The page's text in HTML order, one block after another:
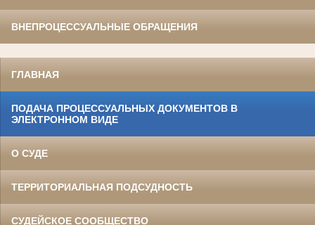
ВНЕПРОЦЕССУАЛЬНЫЕ ОБРАЩЕНИЯ
ГЛАВНАЯ
ПОДАЧА ПРОЦЕССУАЛЬНЫХ ДОКУМЕНТОВ В
ЭЛЕКТРОННОМ ВИДЕ
О СУДЕ
ТЕРРИТОРИАЛЬНАЯ ПОДСУДНОСТЬ
СУДЕЙСКОЕ СООБЩЕСТВО